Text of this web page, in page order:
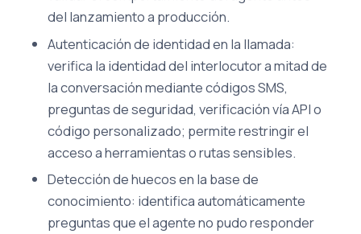
del lanzamiento a producción.
Autenticación de identidad en la llamada:
verifica la identidad del interlocutor a mitad de
la conversación mediante códigos SMS,
preguntas de seguridad, verificación vía API o
código personalizado; permite restringir el
acceso a herramientas o rutas sensibles.
Detección de huecos en la base de
conocimiento: identifica automáticamente
preguntas que el agente no pudo responder